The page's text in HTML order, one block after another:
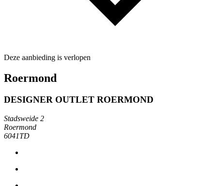
Deze aanbieding is verlopen
Roermond
DESIGNER OUTLET ROERMOND
Stadsweide 2
Roermond
6041TD